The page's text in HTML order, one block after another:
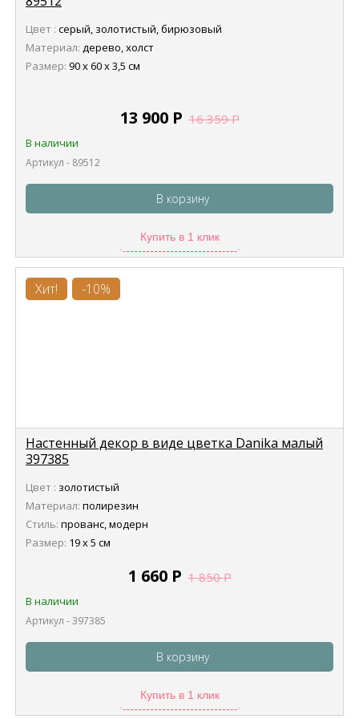
Цвет : серый, золотистый, бирюзовый
Материал: дерево, холст
Размер: 90 x 60 x 3,5 см
13 900 Р 16 359Р
В наличии
Артикул - 89512
В корзину
Купить в 1 клик
Хит! -10%
Настенный декор в виде цветка Danika малый
397385
Цвет : золотистый
Материал: полирезин
Стиль: прованс, модерн
Размер: 19 х 5 см
1 660 Р 1 850Р
В наличии
Артикул - 397385
В корзину
Купить в 1 клик